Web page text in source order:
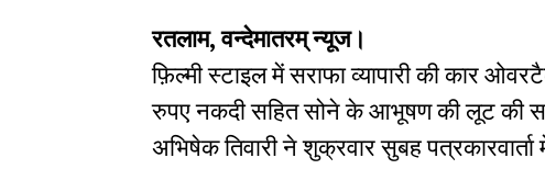
रतलाम, वन्देमातरम् न्यूज।
फ़िल्मी स्टाइल में सराफा व्यापारी की कार
रुपए नकदी सहित सोने के आभूषण की लूट की
अभिषेक तिवारी ने शुक्रवार सुबह